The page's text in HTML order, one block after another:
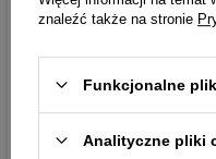
dominujący
Układ/Orientacj
z
znaleźć także na stronie
Funkcjonalne
Analityczne pliki